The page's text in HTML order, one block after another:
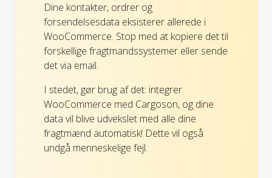
Dine kontakter, ordrer og
forsendelsesdata eksisterer allerede i
WooCommerce. Stop med at kopiere det til
forskellige fragtmandssystemer eller sende
det via email.
I stedet, gør brug af det: integrer
WooCommerce med Cargoson, og dine
data vil blive udvekslet med alle dine
fragtmænd automatisk! Dette vil også
undgå menneskelige fejl.